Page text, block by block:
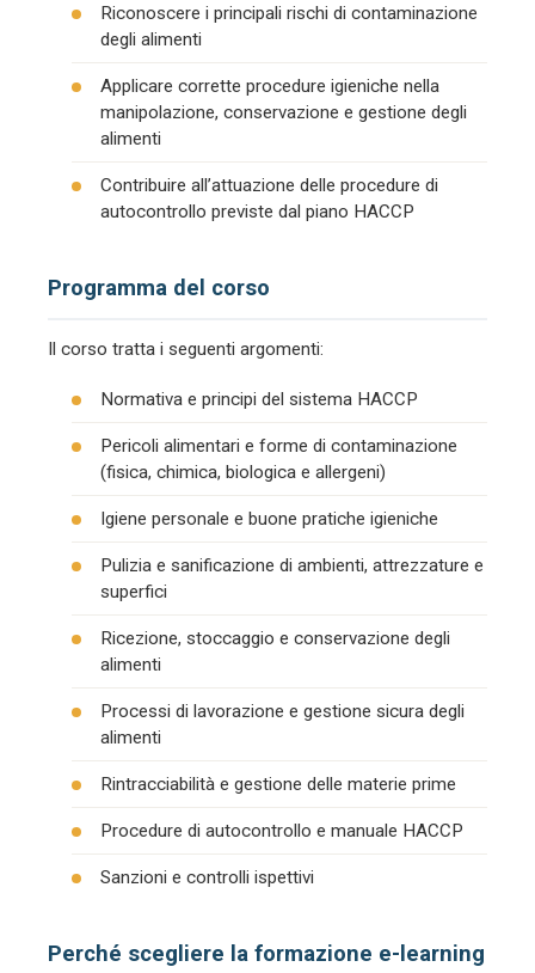
Riconoscere i principali rischi di contaminazione
degli alimenti
Applicare corrette procedure igieniche nella
manipolazione, conservazione e gestione degli
alimenti
Contribuire all’attuazione delle procedure di
autocontrollo previste dal piano HACCP
Programma del corso
Il corso tratta i seguenti argomenti:
Normativa e principi del sistema HACCP
Pericoli alimentari e forme di contaminazione
(fisica, chimica, biologica e allergeni)
Igiene personale e buone pratiche igieniche
Pulizia e sanificazione di ambienti, attrezzature e
superfici
Ricezione, stoccaggio e conservazione degli
alimenti
Processi di lavorazione e gestione sicura degli
alimenti
Rintracciabilità e gestione delle materie prime
Procedure di autocontrollo e manuale HACCP
Sanzioni e controlli ispettivi
Perché scegliere la formazione e-learning